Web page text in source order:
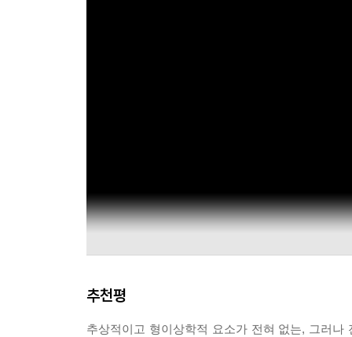
추천평
추상적이고 형이상학적 요소가 전혀 없는, 그러